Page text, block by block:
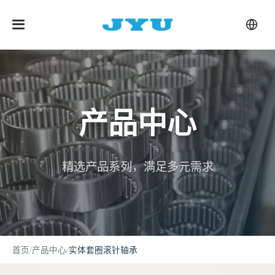
产品中心
精选产品系列，满足多元需求
首页/产品中心/实体套圈滚针轴承